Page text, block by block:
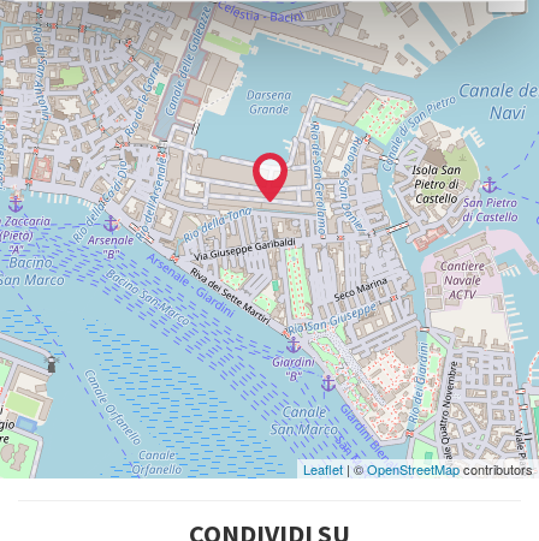
Leaflet| ©OpenStreetMapcontributors
CONDIVIDI SU